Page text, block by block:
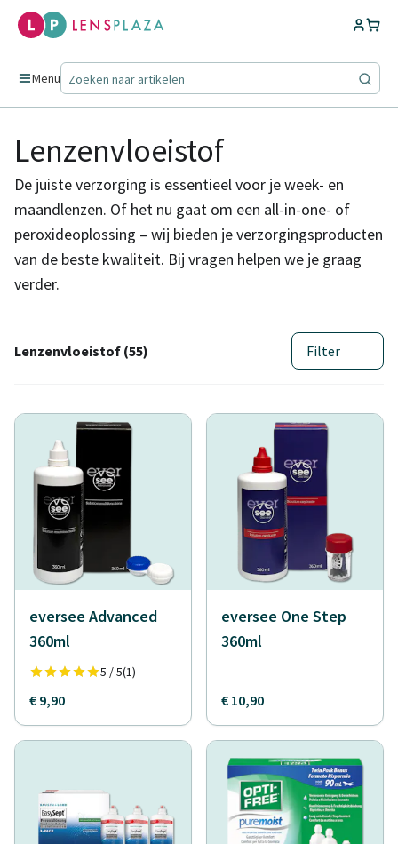
Menu
Lenzenvloeistof
De juiste verzorging is essentieel voor je week- en
maandlenzen. Of het nu gaat om een all-in-one- of
peroxideoplossing – wij bieden je verzorgingsproducten
van de beste kwaliteit. Bij vragen helpen we je graag
verder.
Lenzenvloeistof (55) Filter
eversee Advanced
360ml
5 / 5(1)
€ 9,90
eversee One Step
360ml
€ 10,90